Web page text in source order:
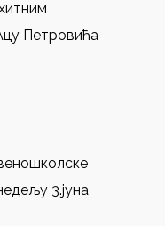
Петровића
3.јуна